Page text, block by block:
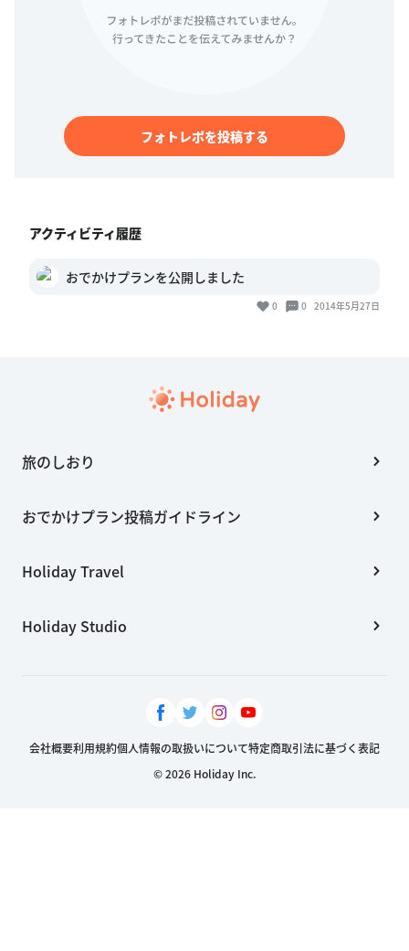
フォトレポを投稿する
アクティビティ履歴
おでかけプランを公開しました
0 0 2014年5月27日
旅のしおり
おでかけプラン投稿ガイドライン
Holiday Travel
Holiday Studio
会社概要利用規約個人情報の取扱いについて特定商取引法に基づく表記
© 2026 Holiday Inc.